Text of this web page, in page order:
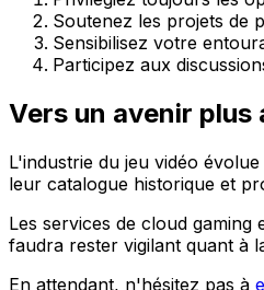
Soutenez les projets de
Sensibilisez votre
Participez aux
Vers un avenir
L'industrie du jeu vidéo
leur catalogue historique et
Les services de cloud
faudra rester vigilant quant à
En attendant, n'hésitez pas à